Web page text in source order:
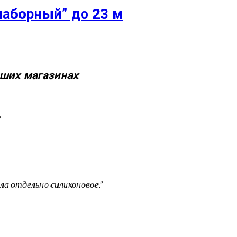
до 23 м
магазинах
отдельно силиконовое.”